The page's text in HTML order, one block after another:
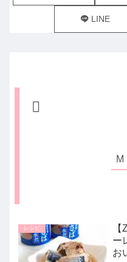
LINE
レシピ
ー
お